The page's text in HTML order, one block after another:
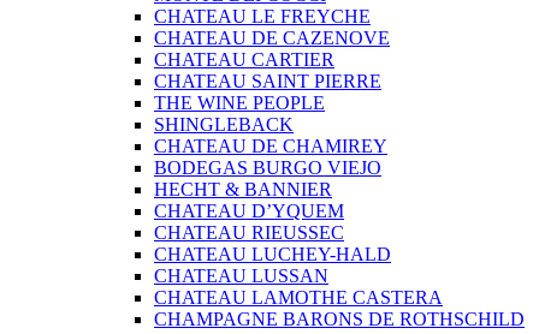
CHATEAU LE FREYCHE
CHATEAU DE CAZENOVE
CHATEAU CARTIER
CHATEAU SAINT PIERRE
THE WINE PEOPLE
SHINGLEBACK
CHATEAU DE CHAMIREY
BODEGAS BURGO VIEJO
HECHT & BANNIER
CHATEAU D’YQUEM
CHATEAU RIEUSSEC
CHATEAU LUCHEY-HALD
CHATEAU LUSSAN
CHATEAU LAMOTHE CASTERA
CHAMPAGNE BARONS DE ROTHSCHILD